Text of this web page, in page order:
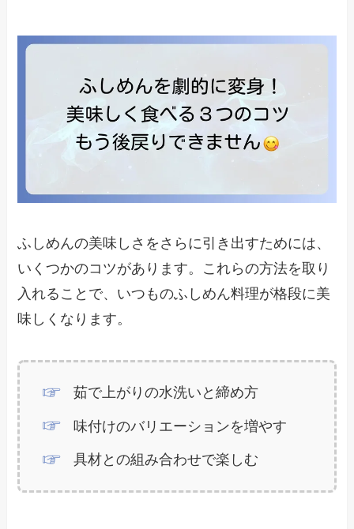
ふしめんの美味しさをさらに引き出すためには、
いくつかのコツがあります。これらの方法を取り
入れることで、いつものふしめん料理が格段に美
味しくなります。
茹で上がりの水洗いと締め方
味付けのバリエーションを増やす
具材との組み合わせで楽しむ